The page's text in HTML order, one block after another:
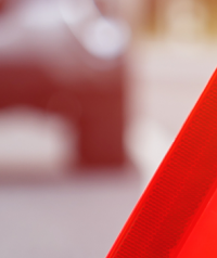
Esta página não está
disponível
このページは現在利用できま
せん
Pagina non disponibile
هذه الصفحة غير متوفرة